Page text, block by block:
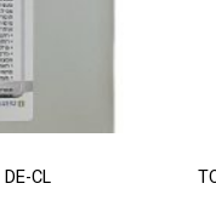
DE-CL סבון מסיר שומן כולל חיטוי